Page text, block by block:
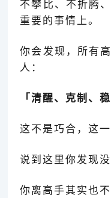
不攀比、不折腾
重要的事情上。
你会发现，所有
人：
「清醒、克制、
这不是巧合，这一
说到这里你发现没
你离高手其实也不